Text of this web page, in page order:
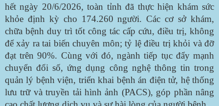
hết ngày 20/6/2026, toàn tỉnh đã thực hiện khám sức
khỏe định kỳ cho 174.260 người. Các cơ sở khám,
chữa bệnh duy trì tốt công tác cấp cứu, điều trị, không
để xảy ra tai biến chuyên môn; tỷ lệ điều trị khỏi và đỡ
đạt trên 90%. Cùng với đó, ngành tiếp tục đẩy mạnh
chuyển đổi số, ứng dụng công nghệ thông tin trong
quản lý bệnh viện, triển khai bệnh án điện tử, hệ thống
lưu trữ và truyền tải hình ảnh (PACS), góp phần nâng